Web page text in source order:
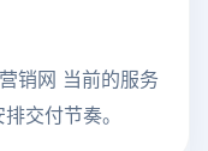
销网 当前的服务
交付节奏。